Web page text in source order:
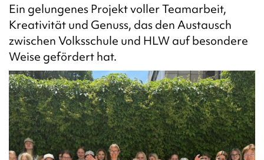
Ein gelungenes Projekt voller Teamarbeit,
Kreativität und Genuss, das den Austausch
zwischen Volksschule und HLW auf besondere
Weise gefördert hat.